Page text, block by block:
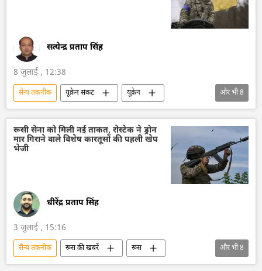
सत्येन्द्र प्रताप सिंह
8 जुलाई , 12:38
सैन्य तकनीक यूक्रेन संकट
यूक्रेन
वायु रक्षा
वायुसेना
रूस
नागरिक लोग
विशेष सैन्य अभियान
रूसी सैन्य तकनीक
मिसाइल विध्वंसक
और भी8
रूसी सेना को मिली नई ताकत, रोस्टेक ने ड्रोन
मार गिराने वाले विशेष कारतूसों की पहली खेप
भेजी
धीरेंद्र प्रताप सिंह
3 जुलाई , 15:16
सैन्य तकनीक रूस की खबरें
रूस
रूस का विकास
मास्को
ड्रोन
और भी8